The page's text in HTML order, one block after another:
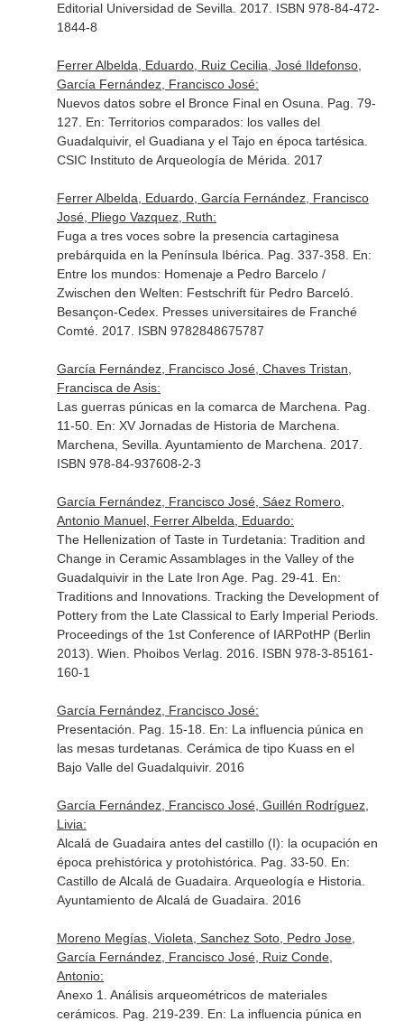
Editorial Universidad de Sevilla. 2017. ISBN 978-84-472-
1844-8
Ferrer Albelda, Eduardo, Ruiz Cecilia, José Ildefonso,
García Fernández, Francisco José:
Nuevos datos sobre el Bronce Final en Osuna. Pag. 79-
127. En: Territorios comparados: los valles del
Guadalquivir, el Guadiana y el Tajo en época tartésica
CSIC Instituto de Arqueología de Mérida. 2017
Ferrer Albelda, Eduardo, García Fernández, Francisco
José, Pliego Vazquez, Ruth:
Fuga a tres voces sobre la presencia cartaginesa
prebárquida en la Península Ibérica. Pag. 337-358. En:
Entre los mundos: Homenaje a Pedro Barcelo /
Zwischen den Welten: Festschrift für Pedro Barceló.
Besançon-Cedex. Presses universitaires de Franché
Comté. 2017. ISBN 9782848675787
García Fernández, Francisco José, Chaves Tristan,
Francisca de Asis:
Las guerras púnicas en la comarca de Marchena. Pag.
11-50. En: XV Jornadas de Historia de Marchena
Marchena, Sevilla. Ayuntamiento de Marchena. 2017.
ISBN 978-84-937608-2-3
García Fernández, Francisco José, Sáez Romero,
Antonio Manuel, Ferrer Albelda, Eduardo:
The Hellenization of Taste in Turdetania: Tradition and
Change in Ceramic Assamblages in the Valley of the
Guadalquivir in the Late Iron Age. Pag. 29-41. En:
Traditions and Innovations. Tracking the Development of
Pottery from the Late Classical to Early Imperial Periods.
Proceedings of the 1st Conference of IARPotHP (Berlin
2013) . Wien. Phoibos Verlag. 2016. ISBN 978-3-85161-
160-1
García Fernández, Francisco José:
Presentación. Pag. 15-18. En: La influencia púnica en
las mesas turdetanas. Cerámica de tipo Kuass en el
Bajo Valle del Guadalquivir. 2016
García Fernández, Francisco José, Guillén Rodríguez,
Livia:
Alcalá de Guadaira antes del castillo (I): la ocupación en
época prehistórica y protohistórica. Pag. 33-50. En:
Castillo de Alcalá de Guadaira. Arqueología e Historia
Ayuntamiento de Alcalá de Guadaira. 2016
Moreno Megías, Violeta, Sanchez Soto, Pedro Jose,
García Fernández, Francisco José, Ruiz Conde,
Antonio:
Anexo 1. Análisis arqueométricos de materiales
cerámicos. Pag. 219-239. En: La influencia púnica en